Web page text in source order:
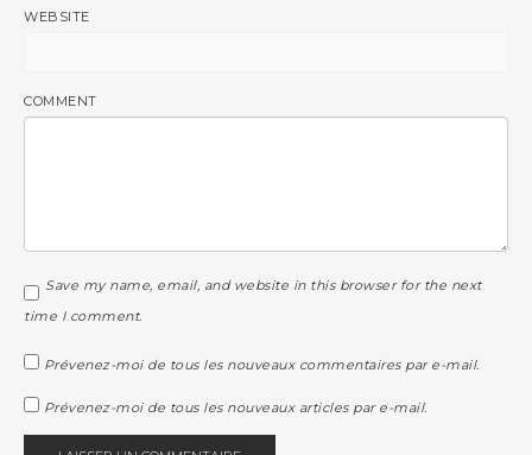
WEBSITE
COMMENT
Save my name, email, and website in this browser for the next
time I comment.
Prévenez-moi de tous les nouveaux commentaires par e-mail.
Prévenez-moi de tous les nouveaux articles par e-mail.